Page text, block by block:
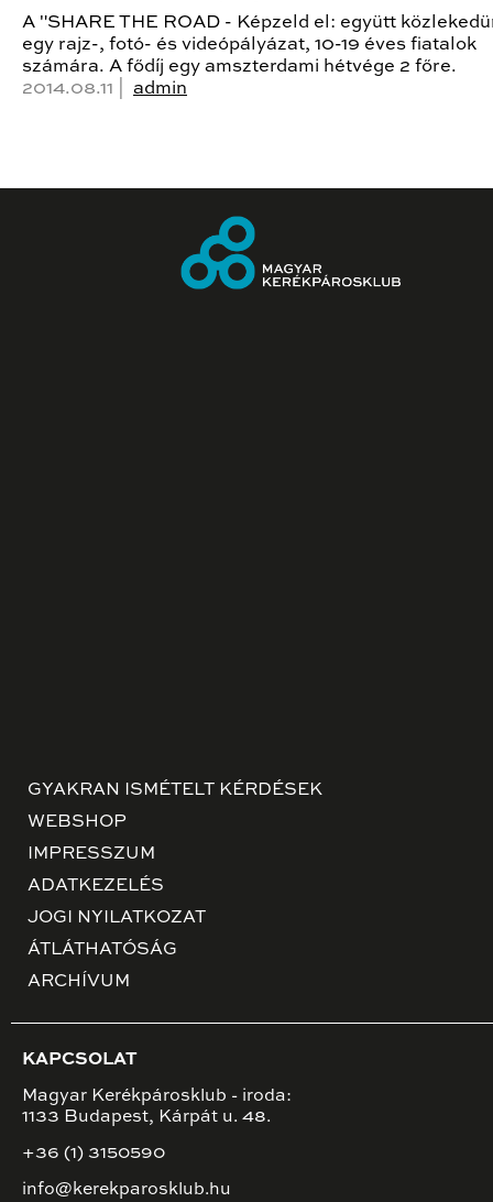
A "SHARE THE ROAD - Képzeld el: együtt
egy rajz-, fotó- és videópályázat, 10-19 éves fiatalok
számára. A fődíj egy amszterdami hétvége 2 főre.
2014.08.11 | admin
GYAKRAN ISMÉTELT KÉRDÉSEK
WEBSHOP
IMPRESSZUM
ADATKEZELÉS
JOGI NYILATKOZAT
ÁTLÁTHATÓSÁG
ARCHÍVUM
KAPCSOLAT
Magyar Kerékpárosklub - iroda:
1133 Budapest, Kárpát u. 48.
+36 (1) 3150590
info@kerekparosklub.hu